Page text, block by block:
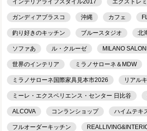
インテリアライフスタイル2017 エクストレ
ガンディアブラスコ 沖縄 カフェ
釣り好きのキッチン ブルースタジオ 北
ソファあ ル・クルーゼ MILANO
世界のインテリア ミラノサローネ＆MDW
ミラノサローネ国際家具見本市2026 リアル
ミーレ・エクスペリエンス・センター 日比谷
ALCOVA コンランショップ ハイムテキ
フルオーダーキッチン